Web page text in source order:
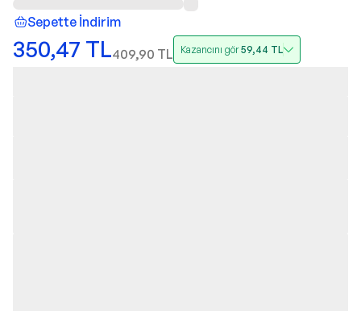
Sepette İndirim
350,47 TL409,90 TL Kazancını gör59,44 TL